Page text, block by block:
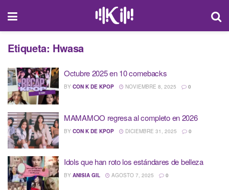
Etiqueta: Hwasa
Octubre 2025 en 10 comebacks
BY CON K DE KPOP NOVIEMBRE 8, 2025 0
MAMAMOO regresa al completo en 2026
BY CON K DE KPOP DICIEMBRE 31, 2025 0
Idols que han roto los estándares de belleza
BY ANISIA GIL AGOSTO 7, 2025 0